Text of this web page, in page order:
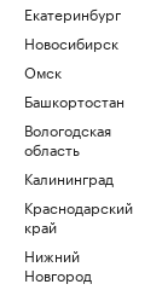
Екатеринбург
Новосибирск
Омск
Башкортостан
Вологодская
область
Калининград
Краснодарский
край
Нижний
Новгород